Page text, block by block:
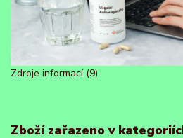
Zdroje informací (9)
Zboží zařazeno v